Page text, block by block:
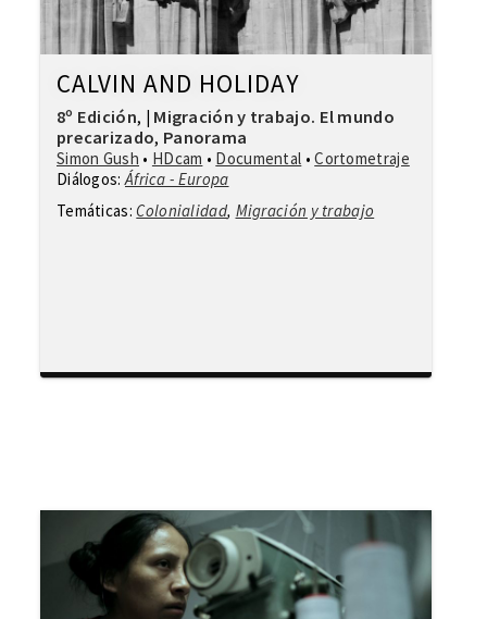
CALVIN AND HOLIDAY
8º Edición, | Migración y trabajo. El mundo
precarizado, Panorama
Simon Gush • HDcam • Documental •Cortometraje
Diálogos:África - Europa
Temáticas: Colonialidad, Migración y trabajo